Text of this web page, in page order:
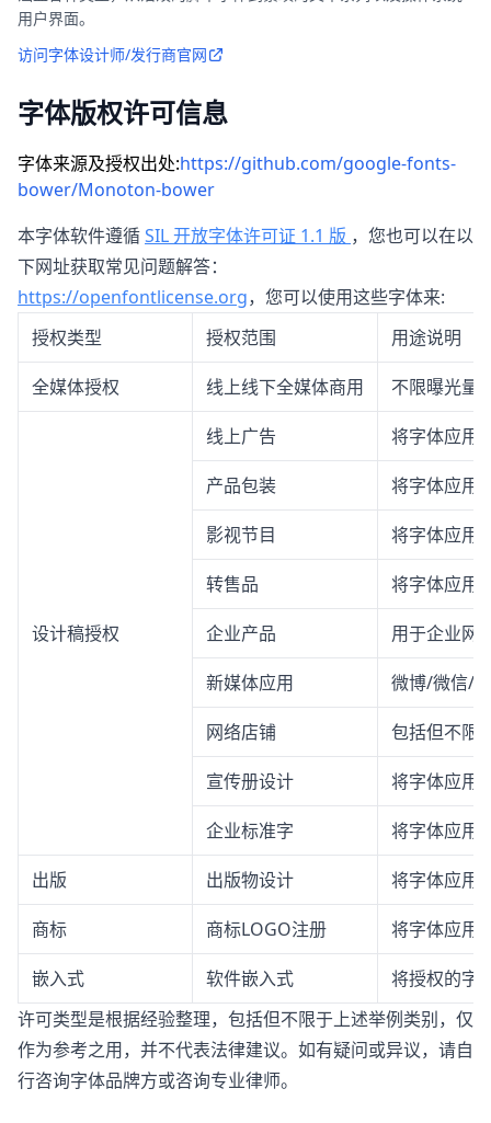
用户界面。
访问字体设计师/发行商官网
字体版权许可信息
字体来源及授权出处:https://github.com/google-fonts-
bower/Monoton-bower
本字体软件遵循SIL 开放字体许可证 1.1 版 ，您也可以在以
下网址获取常见问题解答：
https://openfontlicense.org，您可以使用这些字体来:
授权类型
授权范围 用途说明
全媒体授权 线上线下全媒体商用 不限曝光量
设计稿授权
线上广告 将字体应用
产品包装 将字体应用
影视节目 将字体应用
转售品 将字体应用
企业产品 用于企业网
新媒体应用 微博/微信/
网络店铺 包括但不限
宣传册设计 将字体应用
企业标准字 将字体应用
出版 出版物设计 将字体应用
商标 商标LOGO注册 将字体应用
嵌入式 软件嵌入式
将授权的字
许可类型是根据经验整理，包括但不限于上述举例类别，仅
作为参考之用，并不代表法律建议。如有疑问或异议，请自
行咨询字体品牌方或咨询专业律师。